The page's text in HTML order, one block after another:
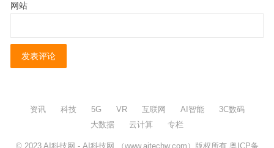
网站
资讯 科技 5G VR 互联网 AI智能
3C数码
大数据
云计算 专栏
© 2023 AI科技网 - AI科技网 （www.aitechw.com）版权所有粤ICP备